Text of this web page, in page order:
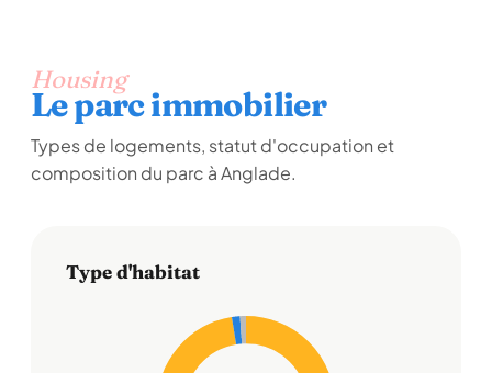
Housing
Le parc immobilier
Types de logements, statut d'occupation et
composition du parc à Anglade.
Type d'habitat